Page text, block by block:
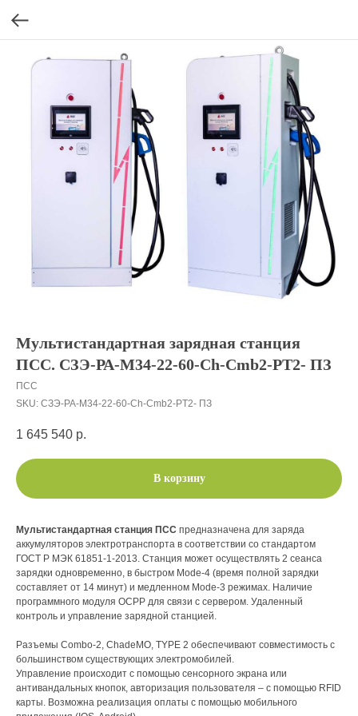
Мультистандартная зарядная станция
ПСС. СЗЭ-РА-M34-22-60-Ch-Cmb2-РT2- ПЗ
ПСС
SKU: СЗЭ-РА-M34-22-60-Ch-Cmb2-РT2- ПЗ
1 645 540 р.
В корзину
Мультистандартная станция ПСС предназначена для заряда
аккумуляторов электротранспорта в соответствии со стандартом
ГОСТ Р МЭК 61851-1-2013. Станция может осуществлять 2 сеанса
зарядки одновременно, в быстром Mode-4 (время полной зарядки
составляет от 14 минут) и медленном Mode-3 режимах. Наличие
программного модуля OCPP для связи с сервером. Удаленный
контроль и управление зарядной станцией.
Разъемы Combo-2, ChadeMO, TYPE 2 обеспечивают совместимость с
большинством существующих электромобилей.
Управление происходит с помощью сенсорного экрана или
антивандальных кнопок, авторизация пользователя – с помощью RFID
карты. Возможна реализация оплаты с помощью мобильного